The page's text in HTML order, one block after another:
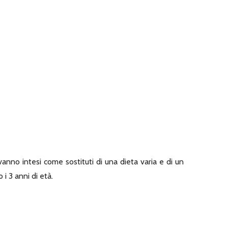
intesi come sostituti di una dieta varia e di un
i 3 anni di età.